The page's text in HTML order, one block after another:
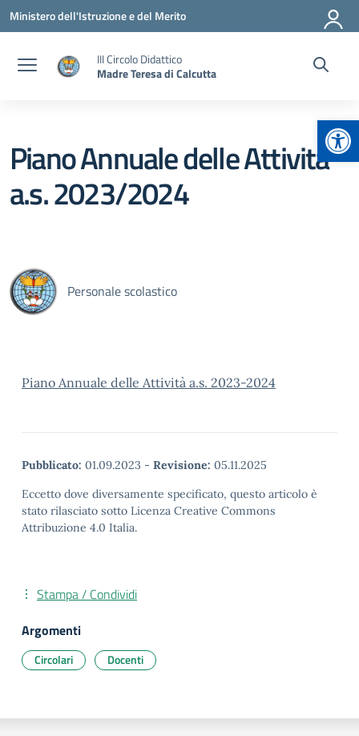
Vai ai contenuti
Vai al menu di navigazione
Vai al footer
Ministero dell'Istruzione e del Merito
III Circolo Didattico
Madre Teresa di Calcutta
Piano Annuale delle Attività
a.s. 2023/2024
Personale scolastico
Piano Annuale delle Attività a.s. 2023-2024
Pubblicato: 01.09.2023 - Revisione: 05.11.2025
Eccetto dove diversamente specificato, questo articolo è
stato rilasciato sotto Licenza Creative Commons
Attribuzione 4.0 Italia.
Stampa / Condividi
Argomenti
Circolari Docenti